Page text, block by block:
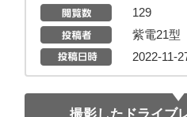
129
紫電21型
2022-11-
撮影したドライブ